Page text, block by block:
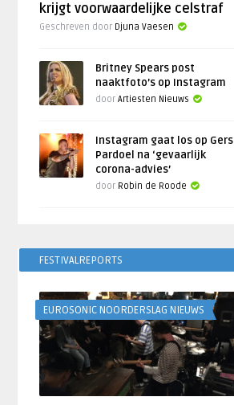
krijgt voorwaardelijke celstraf
Geschreven door Djuna Vaesen
Britney Spears post
naaktfoto’s op Instagram
doorArtiesten Nieuws
Instagram gaat los op Gers
Pardoel na ‘gevaarlijk
corona-advies’
door Robin de Roode
FESTIVALREPORTS
EUROSONIC NOORDERSLAG NIEUWS